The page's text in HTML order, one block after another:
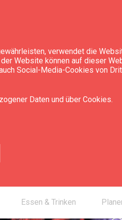
verwendet die
Website können auf dieser
Social-Media-Cookies von
Daten und über Cookies.
Essen & Trinken